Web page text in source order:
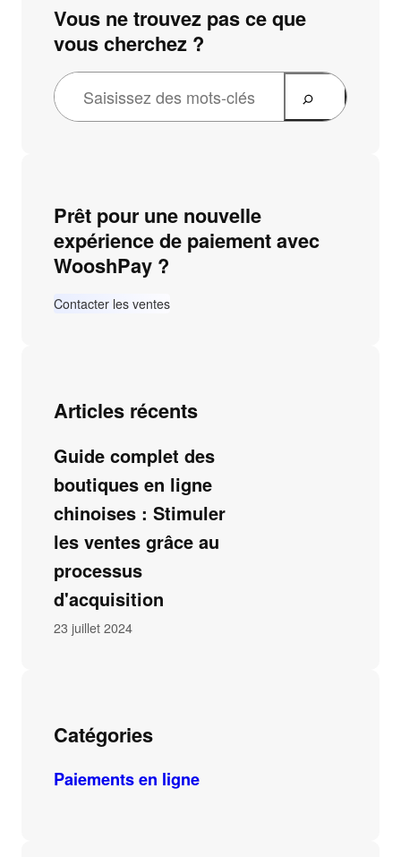
Vous ne trouvez pas ce que
vous cherchez ?
Prêt pour une nouvelle
expérience de paiement avec
WooshPay ?
Contacter les ventes
Articles récents
Guide complet des
boutiques en ligne
chinoises : Stimuler
les ventes grâce au
processus
d'acquisition
23 juillet 2024
Catégories
Paiements en ligne